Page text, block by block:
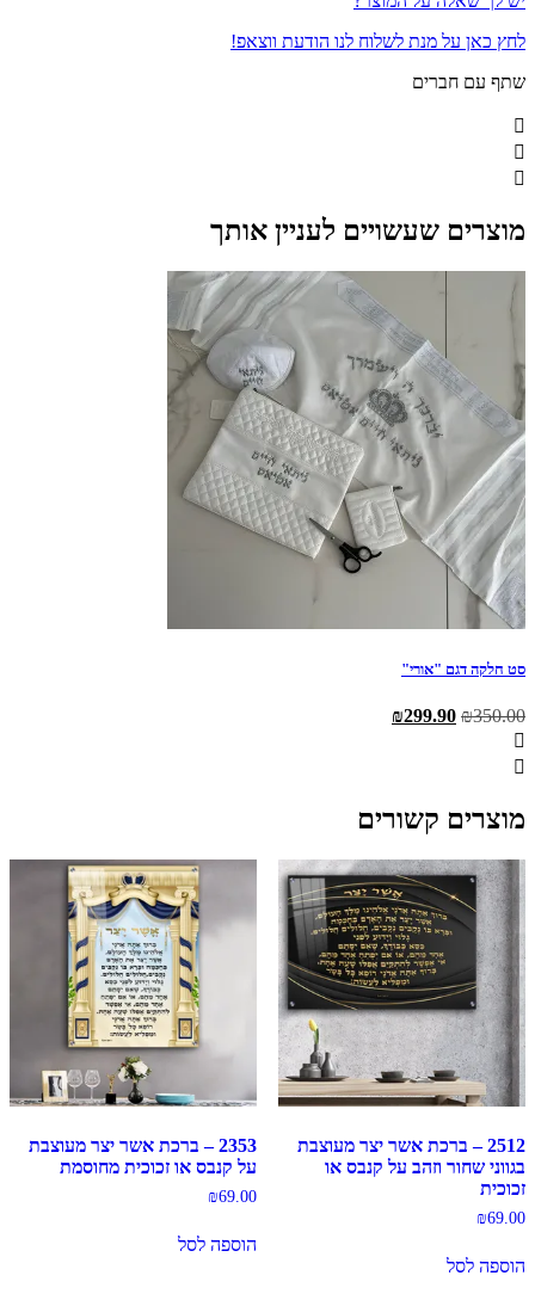
לחץ כאן על מנת לשלוח לנו הודעת ווצאפ!
שתף עם חברים
מוצרים שעשויים לעניין אותך
סט חלקה דגם "אורי"
₪350.00
המחיר ₪299.90
מוצרים קשורים
2512 – ברכת אשר יצר מעוצבת
בגווני שחור וזהב על קנבס או
זכוכית
₪69.00
הוספה לסל
2353 – ברכת אשר יצר מעוצבת
על קנבס או זכוכית מחוסמת
₪69.00
הוספה לסל